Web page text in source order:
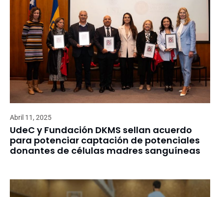
Abril 11, 2025
UdeC y Fundación DKMS sellan acuerdo
para potenciar captación de potenciales
donantes de células madres sanguíneas